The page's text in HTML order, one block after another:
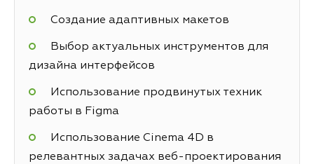
Создание адаптивных макетов
Выбор актуальных инструментов для
дизайна интерфейсов
Использование продвинутых техник
работы в Figma
Использование Cinema 4D в
релевантных задачах веб-проектирования